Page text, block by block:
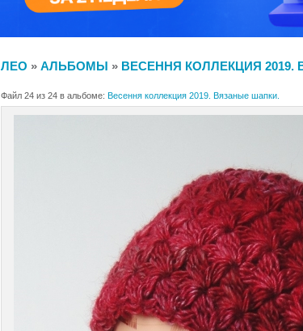
ЛЕО » АЛЬБОМЫ » ВЕСЕННЯ КОЛЛЕКЦИЯ
Файл 24 из 24 в альбоме: Весення коллекция 2019. Вязаные шапки.